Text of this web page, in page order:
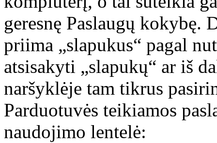
geresnę Paslaugų kokybę.
priima „slapukus“ pagal
atsisakyti „slapukų“ ar iš
naršyklėje tam tikrus
Parduotuvės teikiamos
naudojimo lentelė: